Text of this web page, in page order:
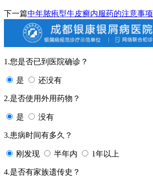
下一篇中年脓疱型牛皮癣内服药的注意事项
1.您是否已到医院确诊？
是 还没有
2.是否使用外用药物？
是 没有
3.患病时间有多久？
刚发现 半年内 1年以上
4.是否有家族遗传史？